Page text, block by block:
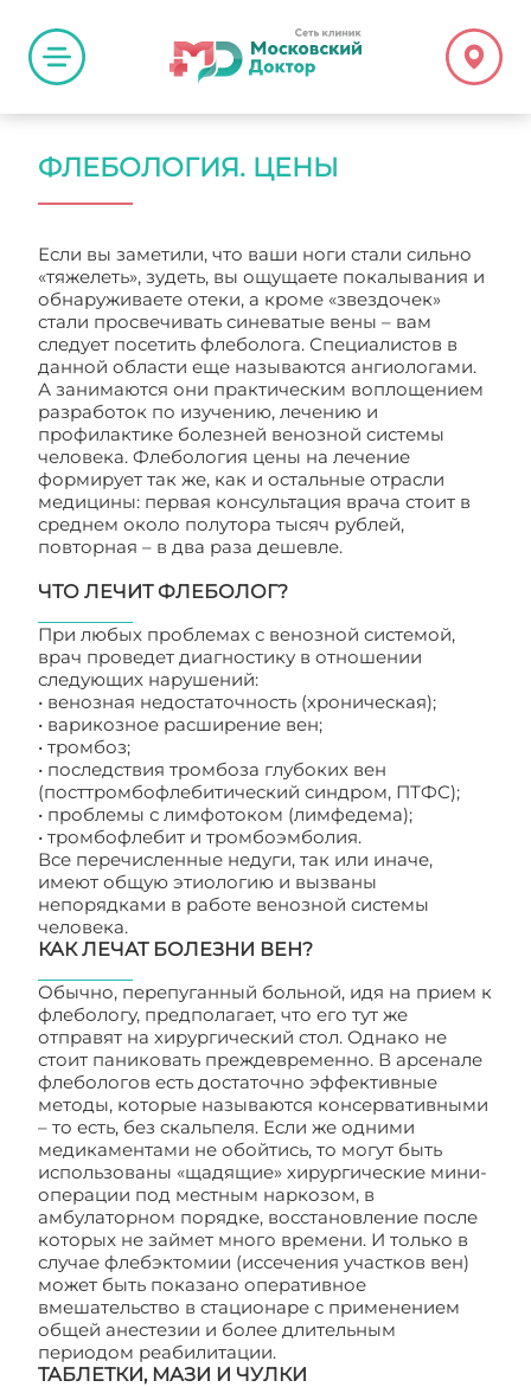
ФЛЕБОЛОГИЯ. ЦЕНЫ
Если вы заметили, что ваши ноги стали сильно
«тяжелеть», зудеть, вы ощущаете покалывания и
обнаруживаете отеки, а кроме «звездочек»
стали просвечивать синеватые вены – вам
следует посетить флеболога. Специалистов в
данной области еще называются ангиологами.
А занимаются они практическим воплощением
разработок по изучению, лечению и
профилактике болезней венозной системы
человека. Флебология цены на лечение
формирует так же, как и остальные отрасли
медицины: первая консультация врача стоит в
среднем около полутора тысяч рублей,
повторная – в два раза дешевле.
ЧТО ЛЕЧИТ ФЛЕБОЛОГ?
При любых проблемах с венозной системой,
врач проведет диагностику в отношении
следующих нарушений:
• венозная недостаточность (хроническая);
• варикозное расширение вен;
• тромбоз;
• последствия тромбоза глубоких вен
(посттромбофлебитический синдром, ПТФС);
• проблемы с лимфотоком (лимфедема);
• тромбофлебит и тромбоэмболия.
Все перечисленные недуги, так или иначе,
имеют общую этиологию и вызваны
непорядками в работе венозной системы
человека.
КАК ЛЕЧАТ БОЛЕЗНИ ВЕН?
Обычно, перепуганный больной, идя на прием к
флебологу, предполагает, что его тут же
отправят на хирургический стол. Однако не
стоит паниковать преждевременно. В арсенале
флебологов есть достаточно эффективные
методы, которые называются консервативными
– то есть, без скальпеля. Если же одними
медикаментами не обойтись, то могут быть
использованы «щадящие» хирургические мини-
операции под местным наркозом, в
амбулаторном порядке, восстановление после
которых не займет много времени. И только в
случае флебэктомии (иссечения участков вен)
может быть показано оперативное
вмешательство в стационаре с применением
общей анестезии и более длительным
периодом реабилитации.
ТАБЛЕТКИ, МАЗИ И ЧУЛКИ